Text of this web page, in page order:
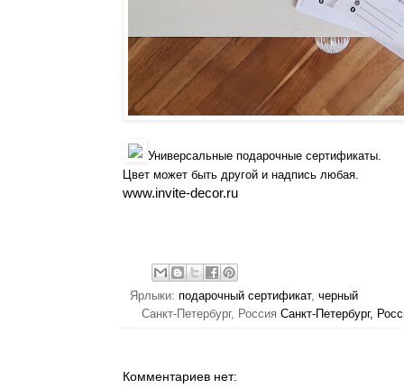
Универсальные подарочные сертификаты.
Цвет может быть другой и надпись любая.
www.invite-decor.ru
Ярлыки: подарочный сертификат, черный
Санкт-Петербург, Россия Санкт-Петербург,
Комментариев нет: